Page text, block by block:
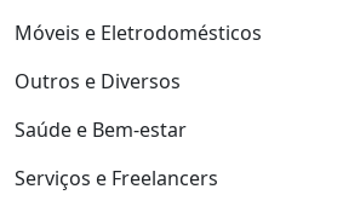
Móveis e Eletrodomésticos
Outros e Diversos
Saúde e Bem-estar
Serviços e Freelancers